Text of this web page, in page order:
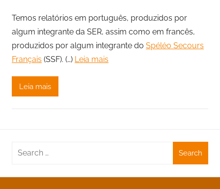
Temos relatórios em português, produzidos por
algum integrante da SER, assim como em francês,
produzidos por algum integrante do Spéléo Secours
Français (SSF). (…) Leia mais
Leia mais
Search